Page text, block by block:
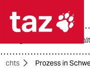
 taz
Prozess in